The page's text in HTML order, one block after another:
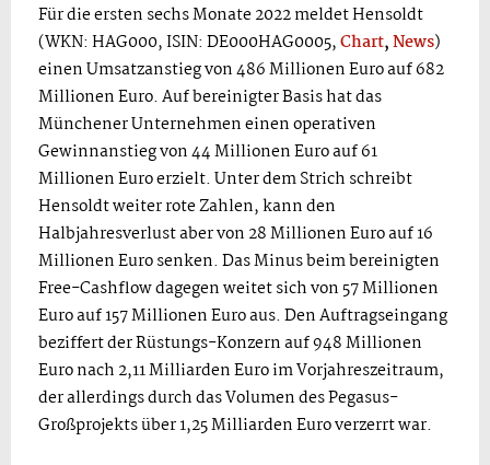
Für die ersten sechs Monate 2022 meldet Hensoldt
(WKN: HAG000, ISIN: DE000HAG0005,Chart,News)
einen Umsatzanstieg von 486 Millionen Euro auf 682
Millionen Euro. Auf bereinigter Basis hat das
Münchener Unternehmen einen operativen
Gewinnanstieg von 44 Millionen Euro auf 61
Millionen Euro erzielt. Unter dem Strich schreibt
Hensoldt weiter rote Zahlen, kann den
Halbjahresverlust aber von 28 Millionen Euro auf 16
Millionen Euro senken. Das Minus beim bereinigten
Free-Cashflow dagegen weitet sich von 57 Millionen
Euro auf 157 Millionen Euro aus. Den Auftragseingang
beziffert der Rüstungs-Konzern auf 948 Millionen
Euro nach 2,11 Milliarden Euro im Vorjahreszeitraum,
der allerdings durch das Volumen des Pegasus-
Großprojekts über 1,25 Milliarden Euro verzerrt war.